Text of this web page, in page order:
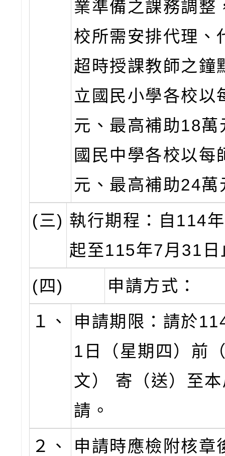
業準備之課務調整
校所需安排代理、
超時授課教師之鐘
立國民小學各校以
元、最高補助18萬
國民中學各校以每
元、最高補助24萬
(三) 執行期程：自114
起至115年7月31日
(四)
申請方式：
１、
申請期限：請於
1日（星期四）前
文） 寄（送）至
請。
２、
申請時應檢附核章